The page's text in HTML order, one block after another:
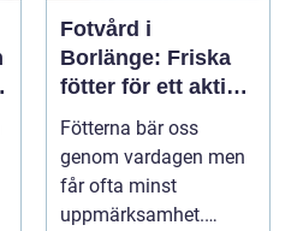
Fotvård i
Borlänge: Friska
fötter för ett aktivt
liv
Fötterna bär oss
genom vardagen men
får ofta minst
uppmärksamhet.